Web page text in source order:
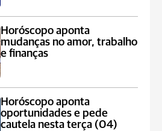
Horóscopo aponta
mudanças no amor, trabalho
e finanças
Horóscopo aponta
oportunidades e pede
cautela nesta terça (04)